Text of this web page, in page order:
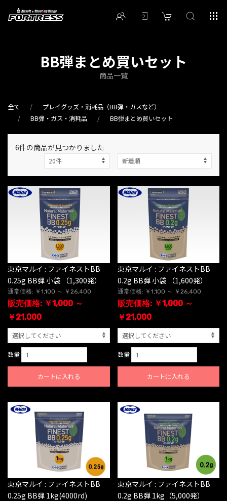
BB弾まとめ買いセット
商品一覧
全て
プレイグッズ・消耗品（BB弾・ガスなど）
BB弾・ガス・消耗品
BB弾まとめ買いセット
6件の商品が見つかりました
東京マルイ : ファイネストBB
0.25g BB弾 小袋 （1,300発）
通常価格: ￥1,100 ～ ￥26,400
販売価格: ￥1,000 ～
￥21,000
数量
カートに入れる
東京マルイ : ファイネストBB
0.2g BB弾 小袋 （1,600発）
通常価格: ￥1,100 ～ ￥26,400
販売価格: ￥1,000 ～
￥21,000
数量
カートに入れる
東京マルイ : ファイネストBB
0.25g BB弾 1kg(4000rd)
東京マルイ : ファイネストBB
0.2g BB弾 1kg（5,000発）